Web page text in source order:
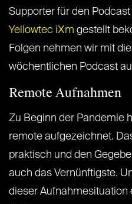
Supporter für den
Yellowtec iXm gestellt
Folgen nehmen wir mit
wöchentlichen Podcast
Remote Aufnahmen
Zu Beginn der Pandemie
remote aufgezeichnet.
praktisch und den
auch das Vernünftigste.
dieser Aufnahmesituation